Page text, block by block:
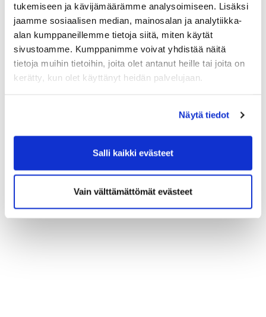
tukemiseen ja kävijämäärämme analysoimiseen. Lisäksi
jaamme sosiaalisen median, mainosalan ja analytiikka-
alan kumppaneillemme tietoja siitä, miten käytät
sivustoamme. Kumppanimme voivat yhdistää näitä
tietoja muihin tietoihin, joita olet antanut heille tai joita on
kerätty, kun olet käyttänyt heidän palvelujaan.
Näytä tiedot
Salli kaikki evästeet
Vain välttämättömät evästeet
Tervetuloa pelaamaan ja tutustumaan Kian
palkittuun EV-mallistoon Tahkolla.
Golden Resort
Kultapallo 1, 73310 Tahkovuori